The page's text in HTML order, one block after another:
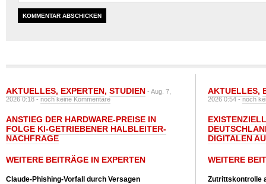
AKTUELLES, EXPERTEN, STUDIEN - Aug. 7,
2026 0:18 -noch keine Kommentare
ANSTIEG DER HARDWARE-PREISE IN
FOLGE KI-GETRIEBENER HALBLEITER-
NACHFRAGE
WEITERE BEITRÄGE IN EXPERTEN
Claude-Phishing-Vorfall durch Versagen
AKTUELLES,
2026 0:54 -noch
DIGITALEN
WEITERE
Zutrittskontrolle